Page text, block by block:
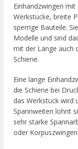
Einhandzwingen
Werkstücke, breite
sperrige Bauteile.
Modelle und sind
mit der Länge auch
Schiene.
Eine lange
die Schiene bei
das Werkstück wird
Spannweiten lohnt
sehr starke
oder